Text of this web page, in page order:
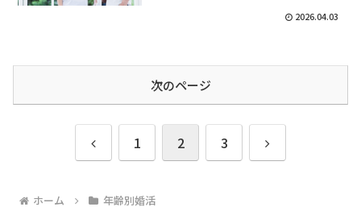
2026.04.03
次のページ
前
1 2 3
次
ホーム 年齢別婚活